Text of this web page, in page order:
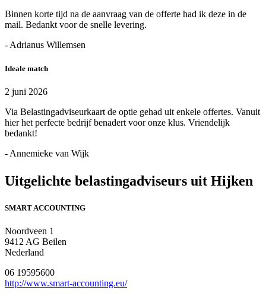
Binnen korte tijd na de aanvraag van de offerte had ik deze in de
mail. Bedankt voor de snelle levering.
- Adrianus Willemsen
Ideale match
2 juni 2026
Via Belastingadviseurkaart de optie gehad uit enkele offertes. Vanuit
hier het perfecte bedrijf benadert voor onze klus. Vriendelijk
bedankt!
- Annemieke van Wijk
Uitgelichte belastingadviseurs uit Hijken
SMART ACCOUNTING
Noordveen 1
9412 AG Beilen
Nederland
06 19595600
http://www.smart-accounting.eu/